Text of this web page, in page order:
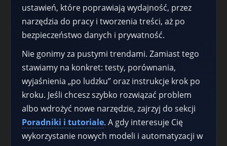
ustawień, które poprawiają wydajność, przez
narzędzia do pracy i tworzenia treści, aż po
bezpieczeństwo danych i prywatność.
Nie gonimy za pustymi trendami. Zamiast tego
stawiamy na konkret: testy, porównania,
wyjaśnienia „po ludzku” oraz instrukcje krok po
kroku. Jeśli chcesz szybko rozwiązać problem
albo wdrożyć nowe narzędzie, zajrzyj do sekcji
Poradniki i tutoriale. A gdy interesuje Cię
wykorzystanie nowych modeli i automatyzacji w